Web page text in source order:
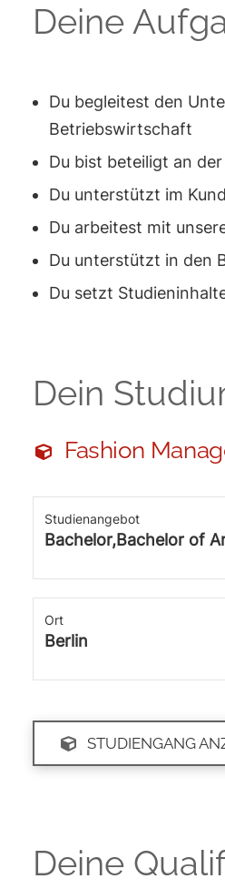
Deine
Du begleitest den
Betriebswirtschaft
Du bist beteiligt an
Du unterstützt im
Du arbeitest mit
Du unterstützt in den
Du setzt
Dein
Fashion
Studienangebot
Bachelor,Bachelor of
Ort
Berlin
STUDIENGANG
Deine